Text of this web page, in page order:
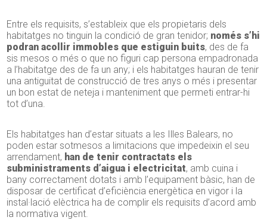
Entre els requisits, s’estableix que els propietaris dels
habitatges no tinguin la condició de gran tenidor; només s’hi
podran acollir immobles que estiguin buits, des de fa
sis mesos o més o que no figuri cap persona empadronada
a l’habitatge des de fa un any; i els habitatges hauran de tenir
una antiguitat de construcció de tres anys o més i presentar
un bon estat de neteja i manteniment que permeti entrar-hi
tot d’una.
Els habitatges han d’estar situats a les Illes Balears, no
poden estar sotmesos a limitacions que impedeixin el seu
arrendament, han de tenir contractats els
subministraments d’aigua i electricitat, amb cuina i
bany correctament dotats i amb l’equipament bàsic, han de
disposar de certificat d’eficiència energètica en vigor i la
instal·lació elèctrica ha de complir els requisits d’acord amb
la normativa vigent.